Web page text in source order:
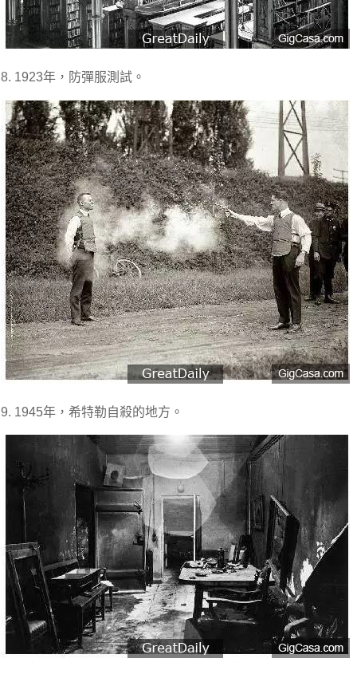
8. 1923年，防彈服測試。
9. 1945年，希特勒自殺的地方。